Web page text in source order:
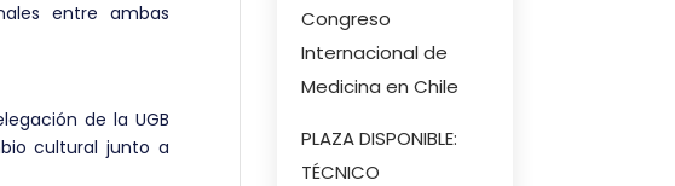
entre ambas
de la UGB
cultural junto a
Congreso
Internacional de
Medicina en Chile
PLAZA DISPONIBLE:
TÉCNICO